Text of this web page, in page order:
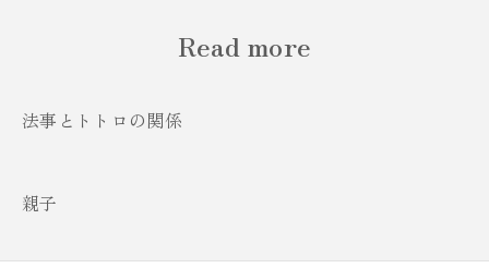
Read more
法事とトトロの関係
親子